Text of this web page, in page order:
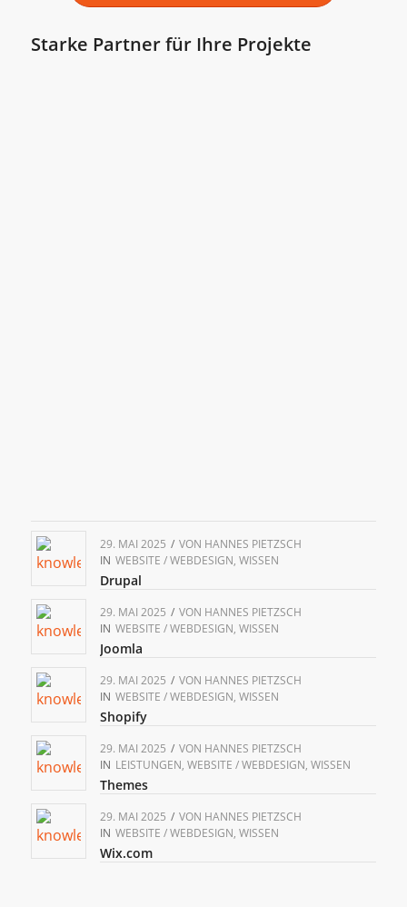
Starke Partner für Ihre Projekte
29. MAI 2025 / VON HANNES PIETZSCH
IN WEBSITE / WEBDESIGN, WISSEN
Drupal
29. MAI 2025 / VON HANNES PIETZSCH
IN WEBSITE / WEBDESIGN, WISSEN
Joomla
29. MAI 2025 / VON HANNES PIETZSCH
IN WEBSITE / WEBDESIGN, WISSEN
Shopify
29. MAI 2025 / VON HANNES PIETZSCH
IN LEISTUNGEN, WEBSITE / WEBDESIGN, WISSEN
Themes
29. MAI 2025 / VON HANNES PIETZSCH
IN WEBSITE / WEBDESIGN, WISSEN
Wix.com